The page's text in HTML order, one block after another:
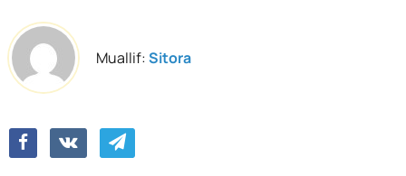
Muallif:Sitora